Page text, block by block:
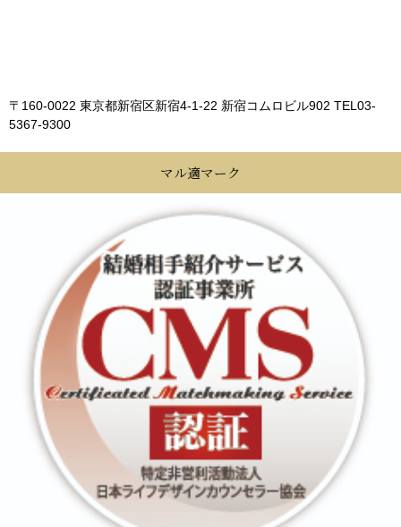
〒160-0022 東京都新宿区新宿4-1-22 新宿コムロビル902 TEL03-
5367-9300
マル適マーク